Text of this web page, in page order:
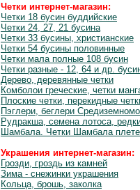
Четки интернет-магазин:
Четки 18 бусин буддийские
Четки 24, 27, 21 бусина
Четки 33 бусины, христианские
Четки 54 бусины половинные
Четки мала полные 108 бусин
Четки разные - 12, 64 и др.
Дерево, деревянные четки
Комболои греческие, четки
Плоские четки, перекидные
Пэглери, беглери
Рудракша, семена лотоса,
Шамбала. Четки Шамбала
Украшения интернет-магазин:
Грозди, гроздь из камней
Зима - снежинки украшения
Кольца, брошь, заколка